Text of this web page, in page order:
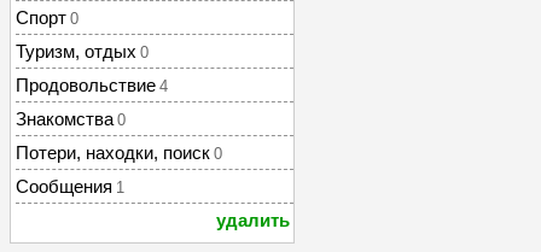
Спорт 0
Туризм, отдых 0
Продовольствие 4
Знакомства 0
Потери, находки, поиск 0
Сообщения 1
удалить